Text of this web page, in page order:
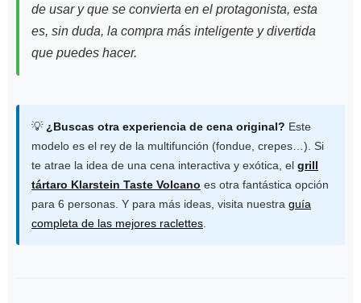
de usar y que se convierta en el protagonista, esta
es, sin duda, la compra más inteligente y divertida
que puedes hacer.
💡 ¿Buscas otra experiencia de cena original? Este
modelo es el rey de la multifunción (fondue, crepes…). Si
te atrae la idea de una cena interactiva y exótica, el grill
tártaro Klarstein Taste Volcano es otra fantástica opción
para 6 personas. Y para más ideas, visita nuestra guía
completa de las mejores raclettes